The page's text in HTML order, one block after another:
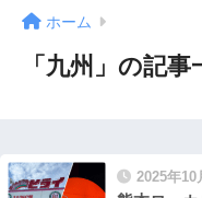
ホーム
「九州」の記事
2025年10